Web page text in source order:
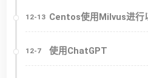
12-13 Centos使用Milvus进行
12-7 使用ChatGPT